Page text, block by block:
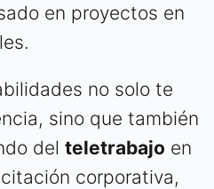
en proyectos en
no solo te
sino que también
del teletrabajo en
corporativa,